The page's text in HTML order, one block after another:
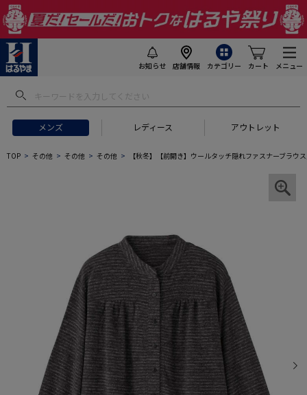
お知らせ 店舗情報 カテゴリー カート メニュー
メンズ レディース アウトレット
TOP その他 その他 その他 【秋冬】【前開き】ウールタッチ隠れファスナーブラ